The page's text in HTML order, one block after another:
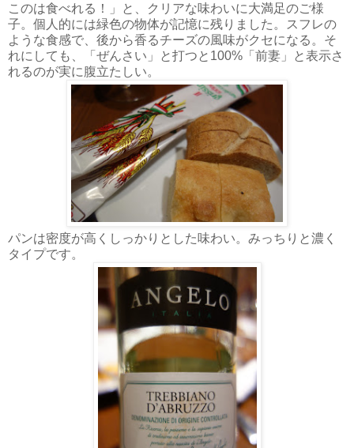
このは食べれる！」と、クリアな味わいに大満足のご様
子。個人的には緑色の物体が記憶に残りました。スフレの
ような食感で、後から香るチーズの風味がクセになる。そ
れにしても、「ぜんさい」と打つと100%「前妻」と表示さ
れるのが実に腹立たしい。
パンは密度が高くしっかりとした味わい。みっちりと濃く
タイプです。